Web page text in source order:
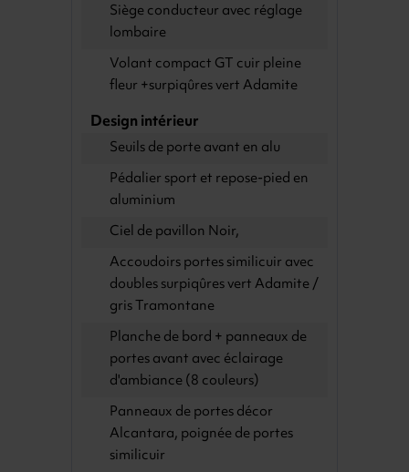
Siège conducteur avec réglage
lombaire
Volant compact GT cuir pleine
fleur +surpiqûres vert Adamite
Design intérieur
Seuils de porte avant en alu
Pédalier sport et repose-pied en
aluminium
Ciel de pavillon Noir,
Accoudoirs portes similicuir avec
doubles surpiqûres vert Adamite /
gris Tramontane
Planche de bord + panneaux de
portes avant avec éclairage
d'ambiance (8 couleurs)
Panneaux de portes décor
Alcantara, poignée de portes
similicuir